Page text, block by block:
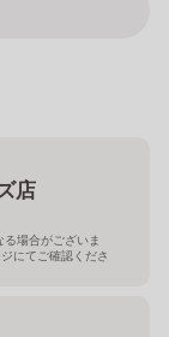
店
場合がございま
にてご確認くださ